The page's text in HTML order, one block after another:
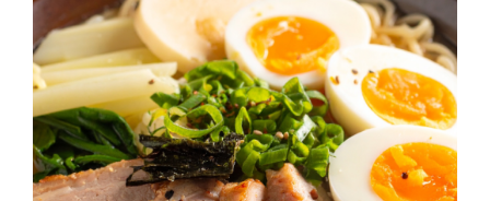
options
may
be
chosen
on